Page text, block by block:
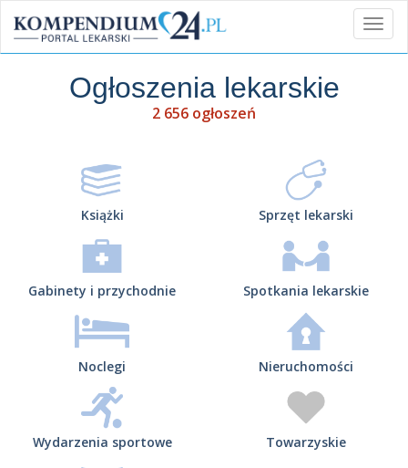
Ogłoszenia lekarskie
2 656 ogłoszeń
Książki Sprzęt lekarski
Gabinety i przychodnie Spotkania lekarskie
Noclegi Nieruchomości
Wydarzenia sportowe Towarzyskie